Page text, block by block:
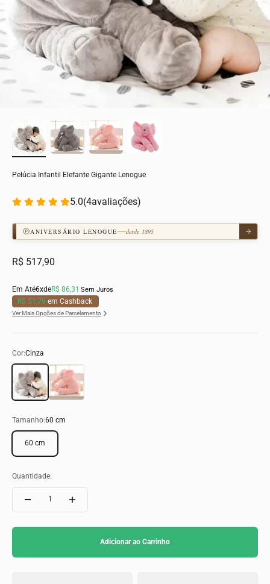
Pelúcia Infantil Elefante Gigante Lenogue
5.0(4avaliações)
ANIVERSÁRIO LENOGUE desde 1895
Preço promocional
R$ 517,90
Em Até6xdeR$ 86,31 Sem Juros
R$ 51,79 em Cashback
Ver Mais Opções de Parcelamento
Cor:Cinza
Cinza
Rosa
Tamanho:60 cm
60 cm
Quantidade:
Adicionar ao Carrinho